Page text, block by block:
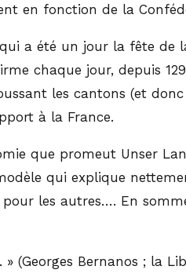
en fonction de la
a été un jour la fête
chaque jour, depuis
les cantons (et
à la France.
que promeut Unser
qui explique
les autres…. En
(Georges Bernanos ; la